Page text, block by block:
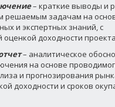
– краткие выводы и
решаемым задачам на
и экспертных знаний, с
доходности
– аналитическое
на основе
и прогнозирования
доходности и сроков